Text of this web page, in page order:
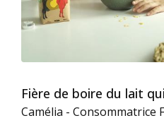
Fière de boire du lait
Camélia - Consommatrice